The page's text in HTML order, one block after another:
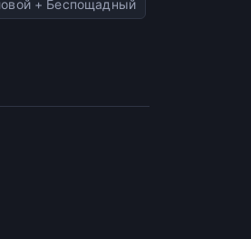
+ Беспощадный